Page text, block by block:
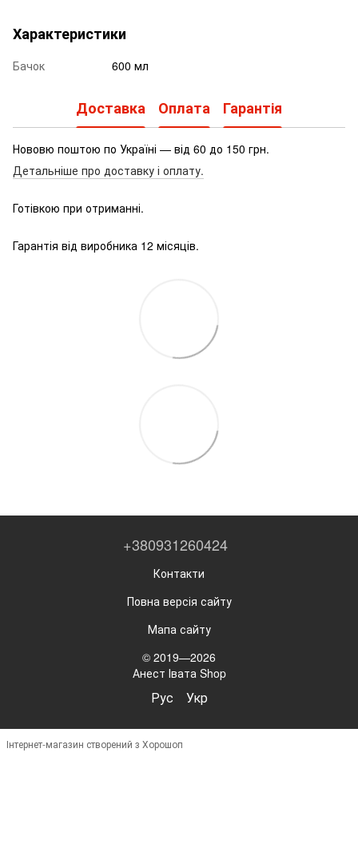
Характеристики
Бачок 600 мл
Доставка Оплата Гарантія
Нововю поштою по Україні — від 60 до 150 грн.
Детальніше про доставку і оплату.
Готівкою при отриманні.
Гарантія від виробника 12 місяців.
+380931260424
Контакти
Повна версія сайту
Мапа сайту
© 2019—2026
Анест Івата Shop
Рус Укр
Інтернет-магазин створений з Хорошоп